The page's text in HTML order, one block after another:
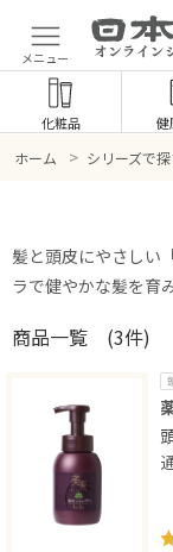
メニュー
化粧品 健
ホーム > シリーズで
髪と頭皮にやさしい
ラで健やかな髪を育
商品一覧 (3件)